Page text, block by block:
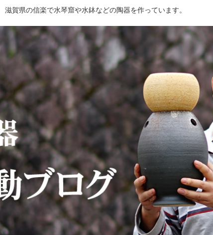
滋賀県の信楽で水琴窟や水鉢などの陶器を作っています。